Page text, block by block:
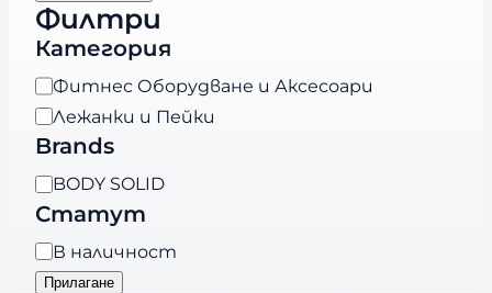
Филтри
Категория
К
а
т
г
о
р
и
Фитнес Оборудване и Аксесоари
Лежанки и Пейки
Brands
B
r
a
n
BODY SOLID
Статут
Н
а
В наличност
Прилагане